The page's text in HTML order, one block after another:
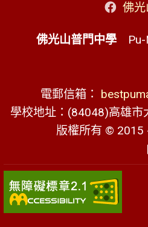
佛
佛光山普門中學 Pu-
電郵信箱：
學校地址：(84048)高雄
版權所有 © 2015